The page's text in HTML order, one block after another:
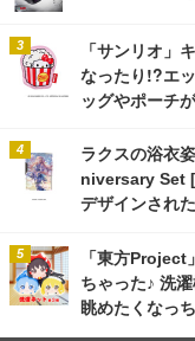
「サンリオ」
なったり!?エ
ッグやポーチ
ラクスの浴衣
niversary Set
デザインされ
「東方Project
ちゃった♪ 洗
眺めたくなっ